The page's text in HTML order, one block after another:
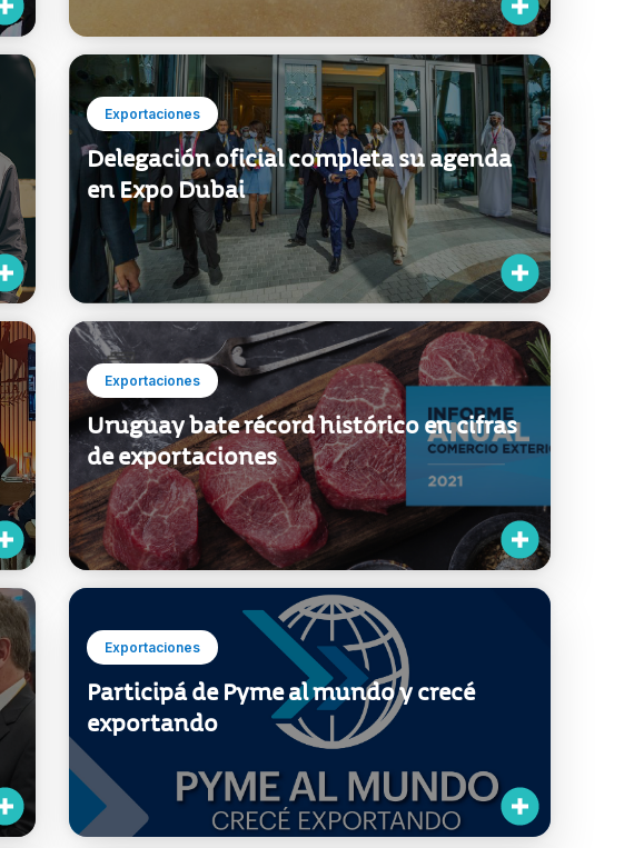
Exportaciones
Delegación oficial completa su agenda
en Expo Dubai
Exportaciones
Uruguay bate récord histórico en cifras
de exportaciones
Exportaciones
Participá de Pyme al mundo y crecé
exportando